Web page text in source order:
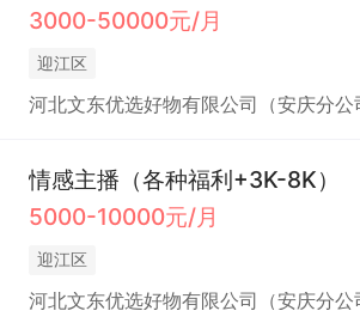
3000-50000元/月
迎江区
河北文东优选好物有限公司（安庆分公
情感主播（各种福利+3K-8K）
5000-10000元/月
迎江区
河北文东优选好物有限公司（安庆分公